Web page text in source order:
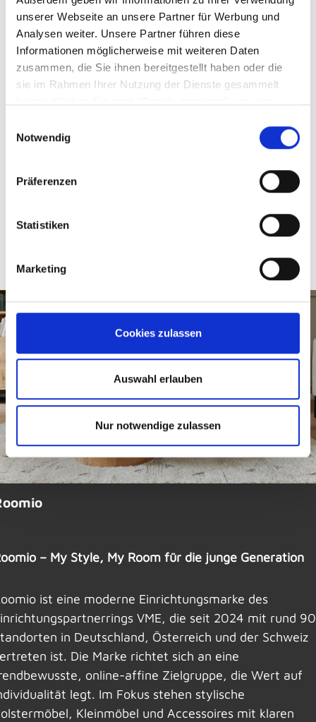
unserer Webseite an unsere Partner für Werbung und
Analysen weiter. Unsere Partner führen diese
Informationen möglicherweise mit weiteren Daten
zusammen, die Sie ihnen bereitgestellt haben oder die
sie im Rahmen Ihrer Nutzung der Dienste gesammelt
Information dazu und die Möglichkeit, Ihre Auswahl im
Notwendig
Präferenzen
Statistiken
Marketing
Cookies zulassen
Auswahl erlauben
Nur notwendige zulassen
Jette
Artikelfarbe
zimt
Glas
– My Style, My Room für die junge Generation
ist eine moderne Einrichtungsmarke des
VME, die seit 2024 mit rund 90
in Deutschland, Österreich und der Schweiz
ist. Die Marke richtet sich an eine
online-affine Zielgruppe, die Wert auf
legt. Im Fokus stehen stylische
Kleinmöbel und Accessoires mit klaren